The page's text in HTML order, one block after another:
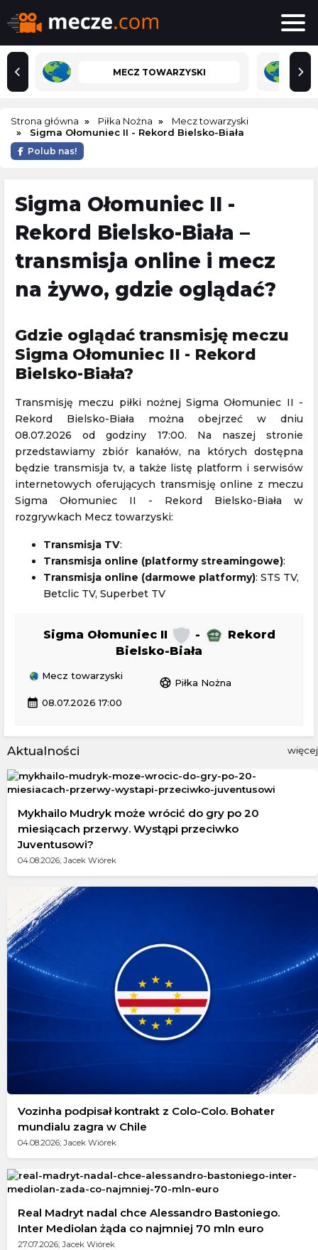
MECZ TOWARZYSKI
Strona główna Piłka Nożna
Mecz towarzyski
Sigma Ołomuniec II - Rekord Bielsko-Biała
Polub nas!
Sigma Ołomuniec II -
Rekord Bielsko-Biała –
transmisja online i mecz
na żywo, gdzie oglądać?
Gdzie oglądać transmisję meczu
Sigma Ołomuniec II - Rekord
Bielsko-Biała?
Transmisję meczu piłki nożnej Sigma Ołomuniec II -
Rekord Bielsko-Biała można obejrzeć w dniu
08.07.2026 od godziny 17:00. Na naszej stronie
przedstawiamy zbiór kanałów, na których dostępna
będzie transmisja tv, a także listę platform i serwisów
internetowych oferujących transmisję online z meczu
Sigma Ołomuniec II - Rekord Bielsko-Biała w
rozgrywkach Mecz towarzyski:
Transmisja TV:
Transmisja online (platformy streamingowe):
Transmisja online (darmowe platformy): STS TV,
Betclic TV, Superbet TV
Sigma Ołomuniec II -
Rekord
Bielsko-Biała
Mecz towarzyski
sports_soccer Piłka Nożna
calendar_month 08.07.2026 17:00
Aktualności więcej
Mykhailo Mudryk może wrócić do gry po 20
miesiącach przerwy. Wystąpi przeciwko
Juventusowi?
04.08.2026; Jacek Wiórek
Vozinha podpisał kontrakt z Colo-Colo. Bohater
mundialu zagra w Chile
04.08.2026; Jacek Wiórek
Real Madryt nadal chce Alessandro Bastoniego.
Inter Mediolan żąda co najmniej 70 mln euro
27.07.2026; Jacek Wiórek